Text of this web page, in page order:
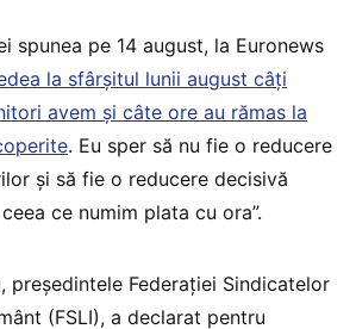
spunea pe 14 august, la Euronews
la sfârșitul lunii august câți
avem și câte ore au rămas la
. Eu sper să nu fie o reducere
și să fie o reducere decisivă
ce numim plata cu ora”.
președintele Federației Sindicatelor
(FSLI), a declarat pentru